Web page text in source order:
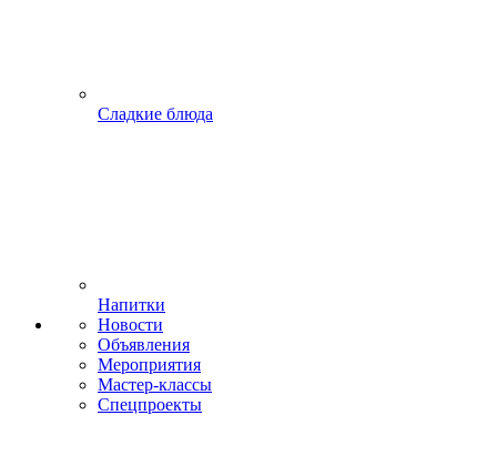
Сладкие блюда
Напитки
Новости
Объявления
Мероприятия
Мастер-классы
Спецпроекты